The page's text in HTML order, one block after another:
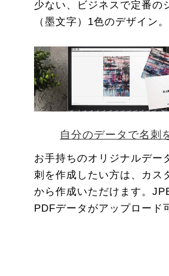
少ない、ビジネスで定番の
（墨文字）1色のデザイン。
自分のデータで名刺
お手持ちのオリジナルデー
刺を作成したい方は、カス
から作成いただけます。
PDFデータがアップロード